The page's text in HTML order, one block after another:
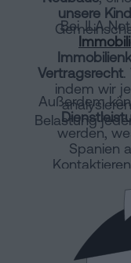
unsere
Bei JLA
Vertragsrecht.
indem wir
Belastung
Außerdem
werden,
Spanien